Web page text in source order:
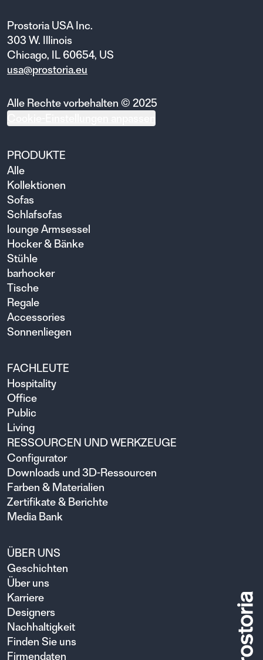
Prostoria USA Inc.
303 W. Illinois
Chicago, IL 60654, US
usa@prostoria.eu
Alle Rechte vorbehalten © 2025
PRODUKTE
Alle
Kollektionen
Sofas
Schlafsofas
lounge Armsessel
Hocker & Bänke
Stühle
barhocker
Tische
Regale
Accessories
Sonnenliegen
FACHLEUTE
Hospitality
Office
Public
Living
RESSOURCEN UND WERKZEUGE
Configurator
Downloads und 3D-Ressourcen
Farben & Materialien
Zertifikate & Berichte
Media Bank
ÜBER UNS
Geschichten
Über uns
Karriere
Designers
Nachhaltigkeit
Finden Sie uns
Firmendaten